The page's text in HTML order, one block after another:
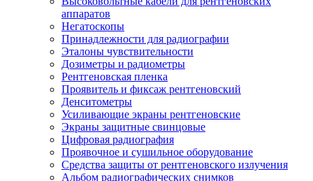
аппаратов
Негатоскопы
Принадлежности для радиографии
Эталоны чувствительности
Дозиметры и радиометры
Рентгеновская пленка
Проявитель и фиксаж рентгеновский
Денситометры
Усиливающие экраны рентгеновские
Экраны защитные свинцовые
Цифровая радиография
Проявочное и сушильное оборудование
Средства защиты от рентгеновского излучения
Альбом радиографических снимков